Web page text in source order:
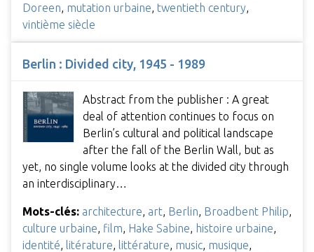
Doreen mutation urbaine twentieth century
vintième siècle
Berlin : Divided city, 1945 - 1989
Abstract from the publisher : A great
deal of attention continues to focus on
Berlin’s cultural and political landscape
after the fall of the Berlin Wall, but as
yet, no single volume looks at the divided city through
an interdisciplinary…
Mots-clés: architecture, art, Berlin, Broadbent Philip,
culture urbaine, film, Hake Sabine, histoire urbaine,
identité, litérature, littérature, music, musique,